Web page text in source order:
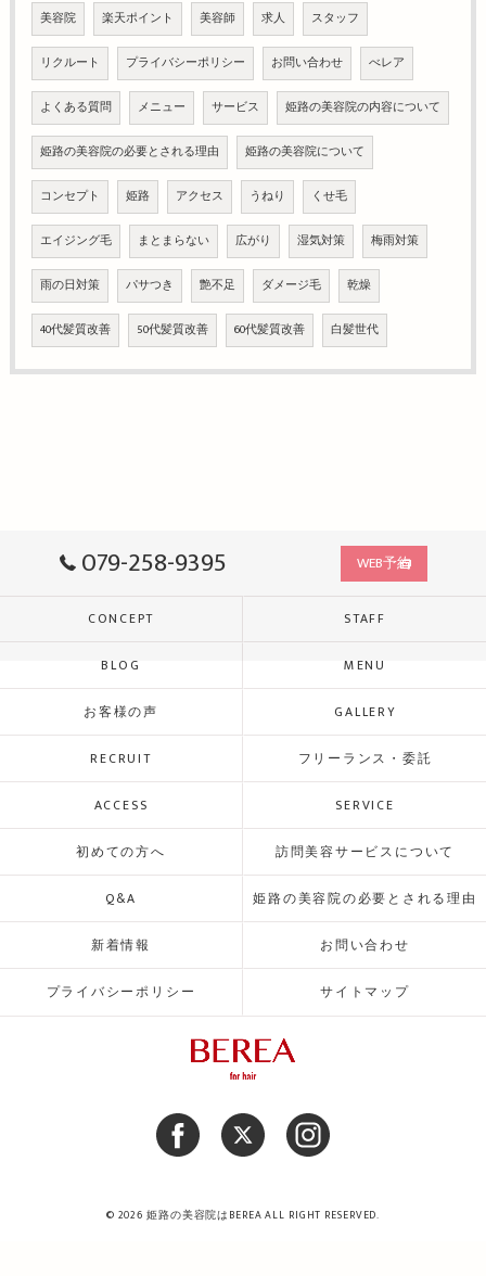
美容院 楽天ポイント 美容師 求人 スタッフ
リクルート プライバシーポリシー お問い合わせ べレア
よくある質問 メニュー サービス 姫路の美容院の内容について
姫路の美容院の必要とされる理由 姫路の美容院について
コンセプト 姫路 アクセス うねり くせ毛
エイジング毛 まとまらない 広がり 湿気対策 梅雨対策
雨の日対策 パサつき 艶不足 ダメージ毛 乾燥
40代髪質改善 50代髪質改善 60代髪質改善 白髪世代
079-258-9395 WEB予約
CONCEPT STAFF
BLOG MENU
お客様の声 GALLERY
RECRUIT フリーランス・委託
ACCESS SERVICE
初めての方へ 訪問美容サービスについて
Q&A 姫路の美容院の必要とされる理由
新着情報 お問い合わせ
プライバシーポリシー サイトマップ
© 2026 姫路の美容院はBEREA ALL RIGHT RESERVED.